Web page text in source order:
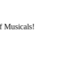
Musicals!